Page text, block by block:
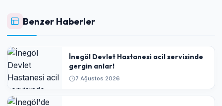
Benzer Haberler
İnegöl Devlet Hastanesi acil servisinde
gergin anlar!
7 Ağustos 2026